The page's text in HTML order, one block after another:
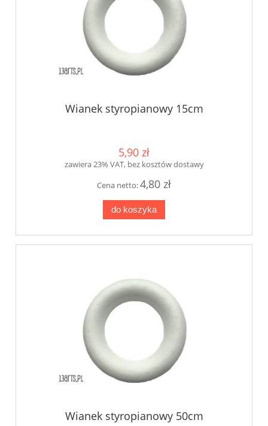
Wianek styropianowy 15cm
5,90 zł
zawiera 23% VAT, bez kosztów dostawy
Cena netto:4,80 zł
do koszyka
Wianek styropianowy 50cm